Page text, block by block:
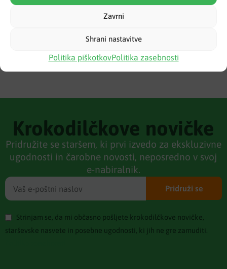
Zavrni
Shrani nastavitve
Politika piškotkovPolitika zasebnosti
Woopie Toys
46,25€
Krokodilčkove novičke
Pridružite se staršem, ki prvi izvedo za ekskluzivne
ugodnosti in čarobne novosti, neposredno v svoj
e-nabiralnik.
Strinjam se, da mi občasno pošljete krokodilčkove novičke,
starševske nasvete in posebne ugodnosti, ki jih ne gre zamuditi.
Pridruži se